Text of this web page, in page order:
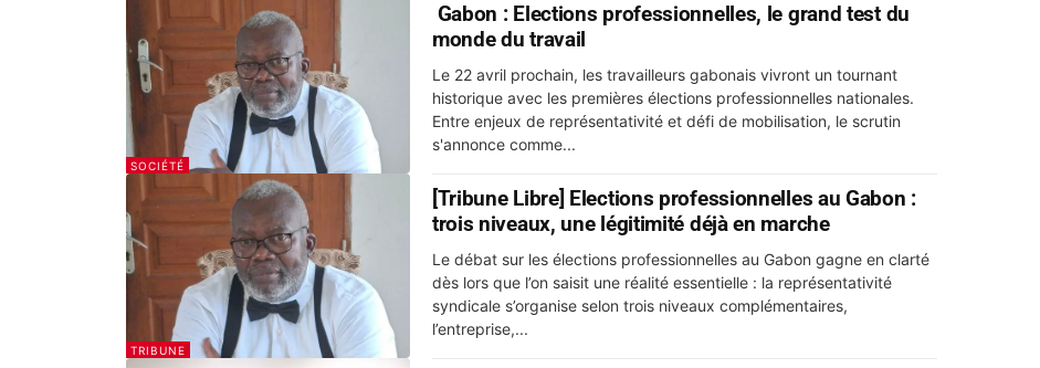
SOCIÉTÉ
Gabon : Elections professionnelles, le grand test du
monde du travail
Le 22 avril prochain, les travailleurs gabonais vivront un tournant
historique avec les premières élections professionnelles nationales.
Entre enjeux de représentativité et défi de mobilisation, le scrutin
s'annonce comme...
TRIBUNE
[Tribune Libre] Elections professionnelles au Gabon :
trois niveaux, une légitimité déjà en marche
Le débat sur les élections professionnelles au Gabon gagne en clarté
dès lors que l’on saisit une réalité essentielle : la représentativité
syndicale s’organise selon trois niveaux complémentaires,
l’entreprise,...